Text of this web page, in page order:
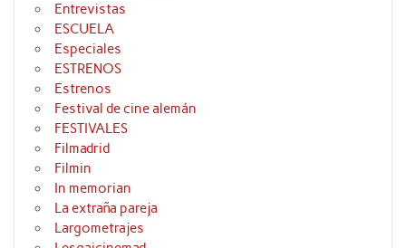
Entrevistas
ESCUELA
Especiales
ESTRENOS
Estrenos
Festival de cine alemán
FESTIVALES
Filmadrid
Filmin
In memorian
La extraña pareja
Largometrajes